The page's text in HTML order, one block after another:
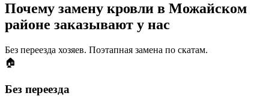
Почему замену кровли в Можайском
районе заказывают у нас
Без переезда хозяев. Поэтапная замена по скатам.
🏠
Без переезда